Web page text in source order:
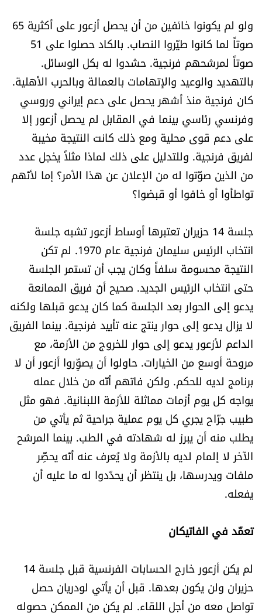
ولو لم يكونوا خائفين من أن يحصل أزعور على أكثرية 65
صوتاً لما كانوا طيّروا النصاب. بالكاد حصلوا على 51
صوتاً لمرشحهم فرنجية. حشدوا له بكل الوسائل.
بالتهديد والوعيد والإتهامات بالعمالة وبالحرب الأهلية.
كان فرنجية منذ أشهر يحصل على دعم إيراني وروسي
وفرنسي رئاسي بينما في المقابل لم يحصل أزعور إلا
على دعم قوى محلية ومع ذلك كانت النتيجة مخيبة
لفريق فرنجية. وللتدليل على ذلك لماذا مثلاً يخجل عدد
من الذين صوّتوا له من الإعلان عن هذا الأمر؟ إما لأنّهم
تواطأوا أو خافوا أو قبضوا؟
جلسة 14 حزيران تعتبرها أوساط أزعور تشبه جلسة
انتخاب الرئيس سليمان فرنجية عام 1970. لم تكن
النتيجة محسومة سلفاً وكان يجب أن تستمر الجلسة
حتى انتخاب الرئيس الجديد. صحيح أنّ فريق الممانعة
يدعو إلى الحوار بعد الجلسة كما كان يدعو قبلها ولكنه
لا يزال يدعو إلى حوار ينتج عنه تأييد فرنجية. بينما الفريق
الداعم لأزعور يدعو إلى حوار للخروج من الأزمة، مع
مروحة أوسع من الخيارات. حاولوا أن يصوِّروا أزعور أن لا
برنامج لديه للحكم. ولكن فاتهم أنّه من خلال عمله
يواجه كل يوم أزمات مماثلة للأزمة اللبنانية. فهو مثل
طبيب جرّاح يجري كل يوم عملية جراحية ثم يأتي من
يطلب منه أن يبرز له شهادته في الطب. بينما المرشح
الآخر لا إلمام لديه بالأزمة ولا يُعرف عنه أنّه يحضِّر
ملفات ويدرسها، بل ينتظر أن يحدّدوا له ما عليه أن
يفعله.
تعمّد في الفاتيكان
لم يكن أزعور خارج الحسابات الفرنسية قبل جلسة 14
حزيران ولن يكون بعدها. قبل أن يأتي لودريان حصل
تواصل معه من أجل اللقاء. لم يكن من الممكن حصوله